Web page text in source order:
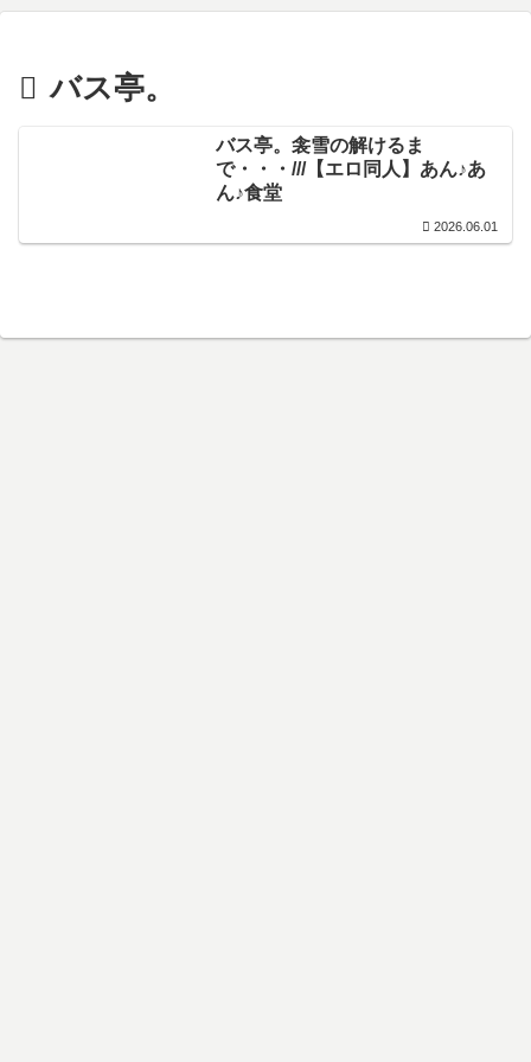
バス亭。
バス亭。衾雪の解けるま
で・・・///【エロ同人】あん♪あ
ん♪食堂
2026.06.01